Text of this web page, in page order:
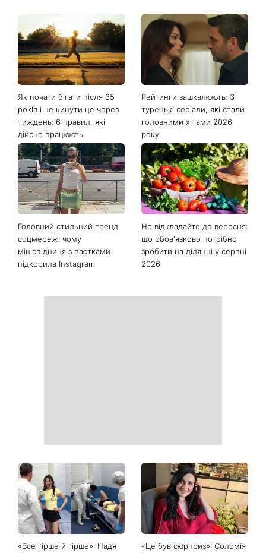
Як почати бігати після 35
років і не кинути це через
тиждень: 6 правил, які
дійсно працюють
Рейтинги зашкалюють: 3
турецькі серіали, які стали
головними хітами 2026
року
Головний стильний тренд
соцмереж: чому
мініспідниця з паєтками
підкорила Instagram
Не відкладайте до вересня:
що обов'язково потрібно
зробити на ділянці у серпні
2026
«Все гірше й гірше»: Надя
«Це був сюрприз»: Соломія